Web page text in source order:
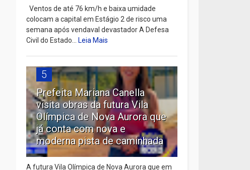
Ventos de até 76 km/h e baixa umidade
colocam a capital em Estágio 2 de risco uma
semana após vendaval devastador A Defesa
Civil do Estado...Leia Mais
5
Prefeita Mariana Canella
visita obras da futura Vila
Olímpica de Nova Aurora que
já conta com nova e
moderna pista de caminhada
A futura Vila Olímpica de Nova Aurora que em